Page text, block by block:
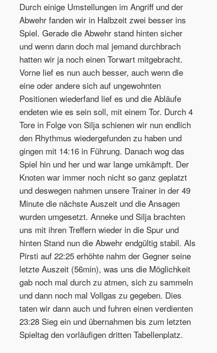
Durch einige Umstellungen im Angriff und der
Abwehr fanden wir in Halbzeit zwei besser ins
Spiel. Gerade die Abwehr stand hinten sicher
und wenn dann doch mal jemand durchbrach
hatten wir ja noch einen Torwart mitgebracht.
Vorne lief es nun auch besser, auch wenn die
eine oder andere sich auf ungewohnten
Positionen wiederfand lief es und die Abläufe
endeten wie es sein soll, mit einem Tor. Durch 4
Tore in Folge von Silja schienen wir nun endlich
den Rhythmus wiedergefunden zu haben und
gingen mit 14:16 in Führung. Danach wog das
Spiel hin und her und war lange umkämpft. Der
Knoten war immer noch nicht so ganz geplatzt
und deswegen nahmen unsere Trainer in der 49
Minute die nächste Auszeit und die Ansagen
wurden umgesetzt. Anneke und Silja brachten
uns mit ihren Treffern wieder in die Spur und
hinten Stand nun die Abwehr endgültig stabil. Als
Pirsti auf 22:25 erhöhte nahm der Gegner seine
letzte Auszeit (56min), was uns die Möglichkeit
gab noch mal durch zu atmen, sich zu sammeln
und dann noch mal Vollgas zu gegeben. Dies
taten wir dann auch und fuhren einen verdienten
23:28 Sieg ein und übernahmen bis zum letzten
Spieltag den vorläufigen dritten Tabellenplatz.